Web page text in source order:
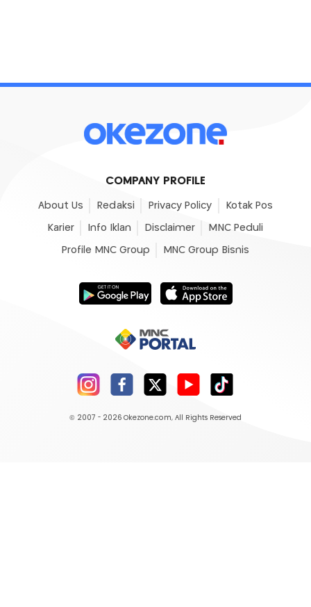
COMPANY PROFILE
About Us Redaksi Privacy Policy Kotak Pos
Karier Info Iklan Disclaimer MNC Peduli
Profile MNC Group MNC Group Bisnis
© 2007 - 2026 Okezone.com, All Rights Reserved